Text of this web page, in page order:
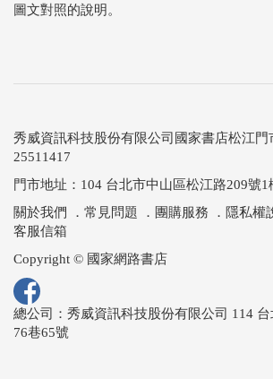
圖文對照的說明。
秀威資訊科技股份有限公司國家書店松江
25511417
門市地址：104 台北市中山區松江路209號1
關於我們
． 常見問題 ． 團購服務 ． 隱私權
客服信箱
Copyright © 國家網路書店
總公司：秀威資訊科技股份有限公司 114
76巷65號